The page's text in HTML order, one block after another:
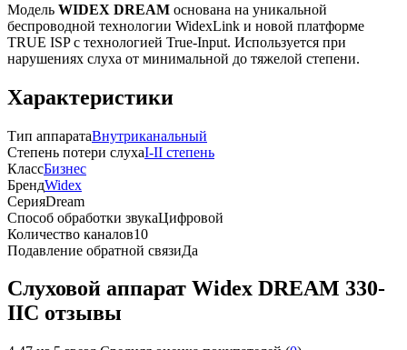
Модель WIDEX DREAM основана на уникальной
беспроводной технологии WidexLink и новой платформе
TRUE ISP с технологией True-Input. Используется при
нарушениях слуха от минимальной до тяжелой степени.
Характеристики
Тип аппаратаВнутриканальный
Степень потери слухаI-II степень
КлассБизнес
БрендWidex
СерияDream
Способ обработки звукаЦифровой
Количество каналов10
Подавление обратной связиДа
Слуховой аппарат Widex DREAM 330-
IIC отзывы